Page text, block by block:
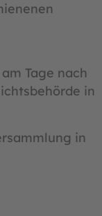
Tage nach
in
in